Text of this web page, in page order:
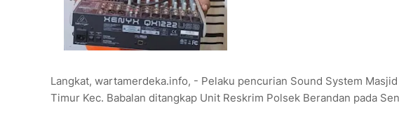
Langkat, wartamerdeka.info, - Pelaku pencurian Sound System
Timur Kec. Babalan ditangkap Unit Reskrim Polsek Berandan pada